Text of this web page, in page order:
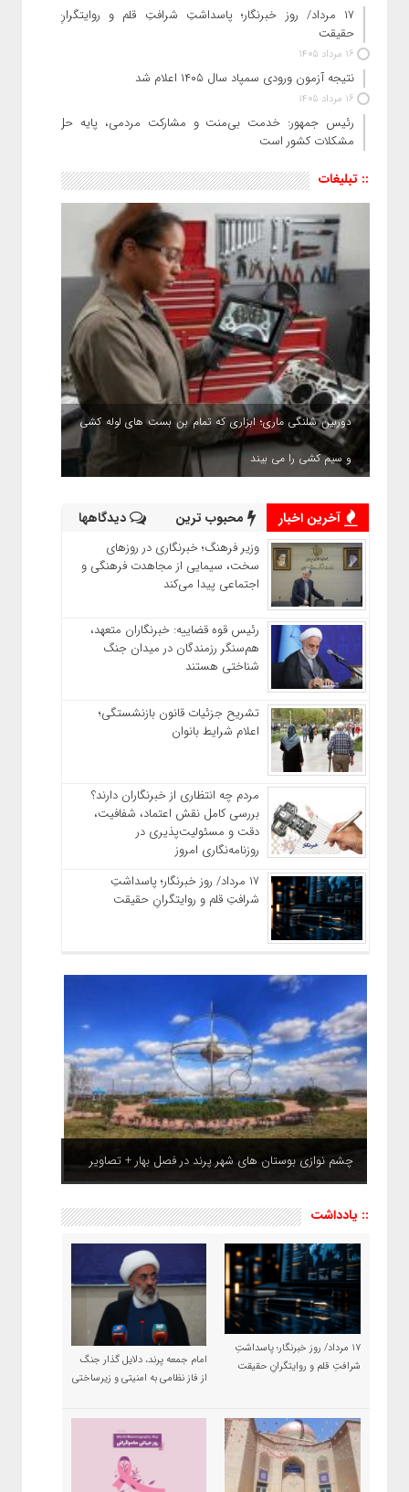
۱۷ مرداد/ روز خبرنگار؛ پاسداشتِ شرافتِ قلم و روایتگرانِ
حقیقت
16 مرداد 1405
نتیجه آزمون ورودی سمپاد سال ۱۴۰۵ اعلام شد
16 مرداد 1405
رئیس جمهور: خدمت بی‌منت و مشارکت مردمی، پایه حل
مشکلات کشور است
:: تبلیغات
دوربین شلنگی ماری؛ ابزاری که تمام بن بست های لوله کشی
و سیم کشی را می بیند
آخرین اخبار محبوب ترین دیدگاهها
وزیر فرهنگ؛ خبرنگاری در روزهای
سخت، سیمایی از مجاهدت فرهنگی و
اجتماعی پیدا می‌کند
رئیس قوه قضاییه: خبرنگاران متعهد،
هم‌سنگر رزمندگان در میدان جنگ
شناختی هستند
تشریح جزئیات قانون بازنشستگی؛
اعلام شرایط بانوان
مردم چه انتظاری از خبرنگاران دارند؟
بررسی کامل نقش اعتماد، شفافیت،
دقت و مسئولیت‌پذیری در
روزنامه‌نگاری امروز
۱۷ مرداد/ روز خبرنگار؛ پاسداشتِ
شرافتِ قلم و روایتگرانِ حقیقت
چشم نوازی بوستان های شهر پرند در فصل بهار + تصاویر
:: یادداشت
۱۷ مرداد/ روز خبرنگار؛ پاسداشتِ
شرافتِ قلم و روایتگرانِ حقیقت
امام جمعه پرند، دلایل گذار جنگ
از فاز نظامی به امنیتی و زیرساختی